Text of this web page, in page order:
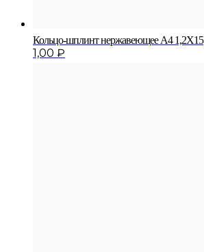
Кольцо-шплинт нержавеющее A4 1,2X15
1,00 ₽